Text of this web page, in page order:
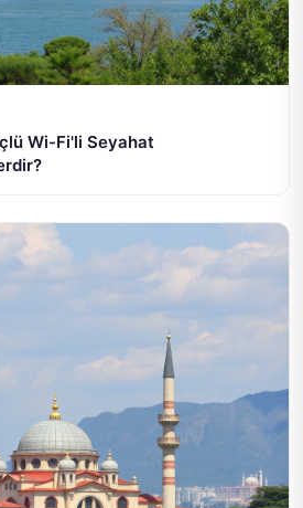
Wi-Fi'li Seyahat